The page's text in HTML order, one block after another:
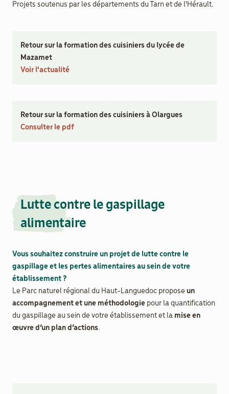
Projets soutenus par les départements du Tarn et de l'Hérault.
Retour sur la formation des cuisiniers du lycée de
Mazamet
Voir l'actualité
Retour sur la formation des cuisiniers à Olargues
Consulter le pdf
Lutte contre le gaspillage
alimentaire
Vous souhaitez construire un projet de lutte contre le
gaspillage et les pertes alimentaires au sein de votre
établissement ?
Le Parc naturel régional du Haut-Languedoc propose un
accompagnement et une méthodologie pour la quantification
du gaspillage au sein de votre établissement et la mise en
œuvre d’un plan d’actions.